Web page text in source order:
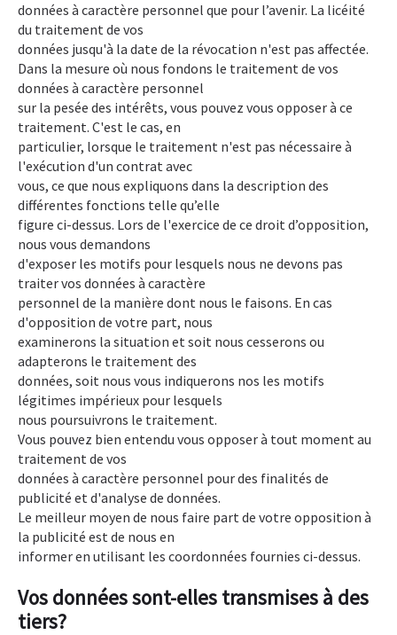
données à caractère personnel que pour l’avenir. La licéité
du traitement de vos
données jusqu'à la date de la révocation n'est pas affectée.
Dans la mesure où nous fondons le traitement de vos
données à caractère personnel
sur la pesée des intérêts, vous pouvez vous opposer à ce
traitement. C'est le cas, en
particulier, lorsque le traitement n'est pas nécessaire à
l'exécution d'un contrat avec
vous, ce que nous expliquons dans la description des
différentes fonctions telle qu’elle
figure ci-dessus. Lors de l'exercice de ce droit d’opposition,
nous vous demandons
d'exposer les motifs pour lesquels nous ne devons pas
traiter vos données à caractère
personnel de la manière dont nous le faisons. En cas
d'opposition de votre part, nous
examinerons la situation et soit nous cesserons ou
adapterons le traitement des
données, soit nous vous indiquerons nos les motifs
légitimes impérieux pour lesquels
nous poursuivrons le traitement.
Vous pouvez bien entendu vous opposer à tout moment au
traitement de vos
données à caractère personnel pour des finalités de
publicité et d'analyse de données.
Le meilleur moyen de nous faire part de votre opposition à
la publicité est de nous en
informer en utilisant les coordonnées fournies ci-dessus.
Vos données sont-elles transmises à des
tiers?